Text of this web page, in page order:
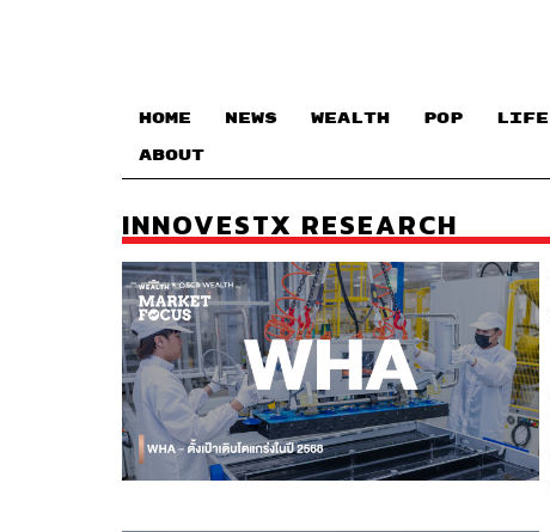
HOME NEWS WEALTH POP LIFE
ABOUT
INNOVESTX RESEARCH